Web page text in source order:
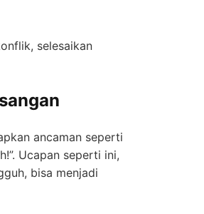
selesaikan
ancaman seperti
Ucapan seperti ini,
bisa menjadi